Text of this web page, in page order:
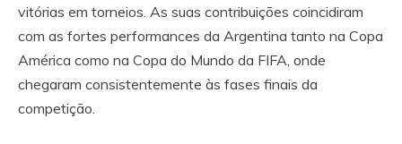
vitórias em torneios. As suas contribuições coincidiram
com as fortes performances da Argentina tanto na Copa
América como na Copa do Mundo da FIFA, onde
chegaram consistentemente às fases finais da
competição.